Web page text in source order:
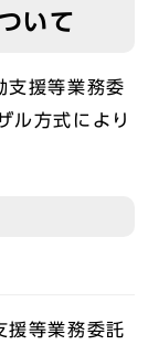
いて
支援等業務委
ル方式により
援等業務委託